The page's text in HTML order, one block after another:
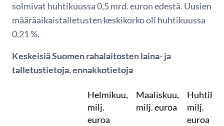
solmivat huhtikuussa 0,5 mrd. euron edestä. Uusien
määräaikaistalletusten keskikorko oli huhtikuussa
0,21 %.
Keskeisiä Suomen rahalaitosten laina- ja
talletustietoja, ennakkotietoja
Helmikuu,
milj.
euroa
Maaliskuu,
milj. euroa
milj.
euroa